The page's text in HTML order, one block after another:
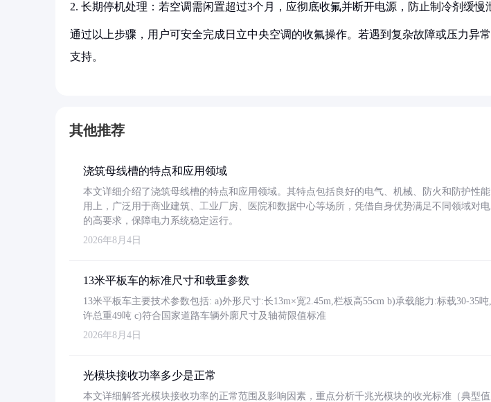
2. 长期停机处理：若空调需闲置超过3个月，应彻底收氟并断开电源，防止制冷剂缓慢
通过以上步骤，用户可安全完成日立中央空调的收氟操作。若遇到复杂故障或压力异
支持。
其他推荐
浇筑母线槽的特点和应用领域
本文详细介绍了浇筑母线槽的特点和应用领域。其特点包括良好的电气、机械、防火和防护性
用上，广泛用于商业建筑、工业厂房、医院和数据中心等场所，凭借自身优势满足不同领域对
的高要求，保障电力系统稳定运行。
2026年8月4日
13米平板车的标准尺寸和载重参数
13米平板车主要技术参数包括: a)外形尺寸:长13m×宽2.45m,栏板高55cm b)承载能力:标载30-35
许总重49吨 c)符合国家道路车辆外廓尺寸及轴荷限值标准
2026年8月4日
光模块接收功率多少是正常
本文详细解答光模块接收功率的正常范围及影响因素，重点分析千兆光模块的收光标准（典型